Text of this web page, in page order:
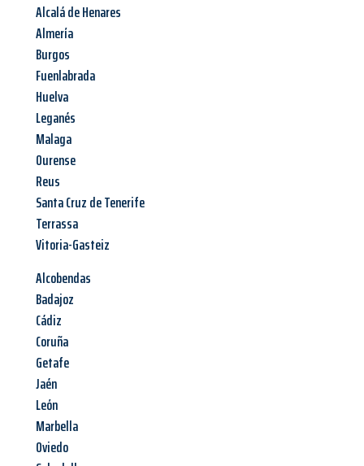
Alcalá de Henares
Almería
Burgos
Fuenlabrada
Huelva
Leganés
Malaga
Ourense
Reus
Santa Cruz de Tenerife
Terrassa
Vitoria-Gasteiz
Alcobendas
Badajoz
Cádiz
Coruña
Getafe
Jaén
León
Marbella
Oviedo